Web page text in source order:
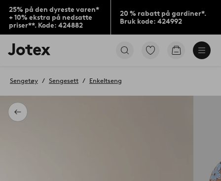
25% på den dyreste varen*
+ 10% ekstra på nedsatte
priser**. Kode: 424882
20 % rabatt på gardiner*.
Bruk kode: 424992
Jotex’
logo
til
Gå
Gå
Tilbake
Sengetøy Sengesett Enkeltseng